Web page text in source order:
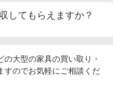
してもらえますか？
の大型の家具の買い取り・
すのでお気軽にご相談くだ